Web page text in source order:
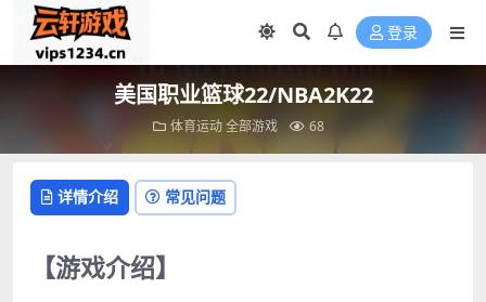
登录
美国职业篮球22/NBA2K22
体育运动全部游戏 68
详情介绍 常见问题
【游戏介绍】